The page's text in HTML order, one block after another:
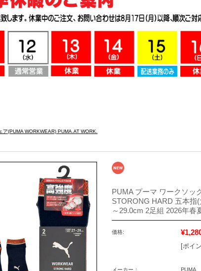
ア(PUMA WORKWEAR) PUMA.AT WORK.
PUMA プーマ ワークソッ
STORONG HARD 五本指
～29.0cm 2足組 2026年春
価格:
[ポイ
メーカー： PUMA